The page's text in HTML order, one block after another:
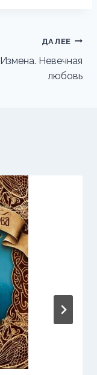
ДАЛЕЕ
Измена. Невечная
любовь